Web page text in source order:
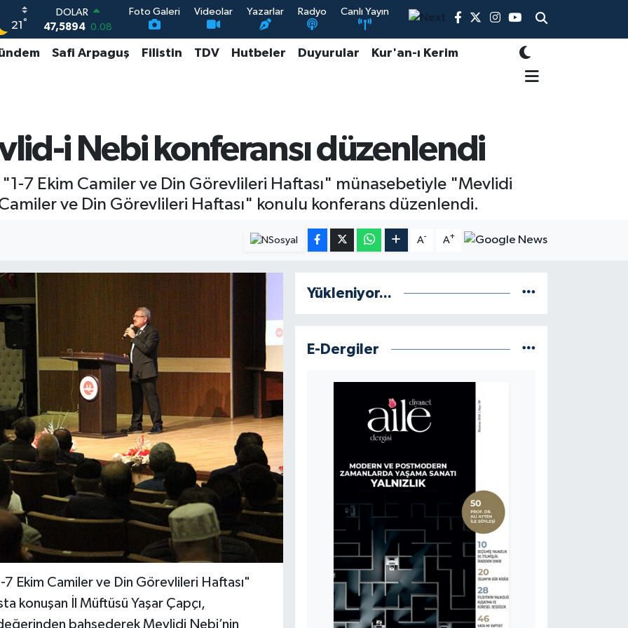
21 °
DOLAR
47,5894 0.08
EURO
55,0398 -0.02
13.703
Foto Galeri Videolar Yazarlar Radyo Canlı Yayın
Safi Arpaguş Filistin TDV Hutbeler Duyurular Kur'an-ı Kerim
i Nebi konferansı düzenlendi
7 Ekim Camiler ve Din Görevlileri Haftası" münasebetiyle "Mevlidi
ve Din Görevlileri Haftası" konulu konferans düzenlendi.
A- A+
Ekim Camiler ve Din Görevlileri Haftası"
konuşan İl Müftüsü Yaşar Çapçı,
bahsederek Mevlidi Nebi’nin
Yükleniyor...
E-Dergiler